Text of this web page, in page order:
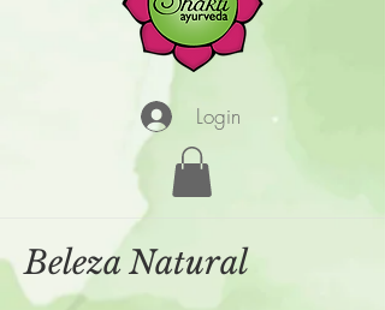
Login
Beleza Natural